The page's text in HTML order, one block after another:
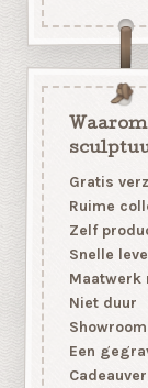
Gratis
Ruime
Zelf
Snelle
Niet duur
Showroom
Een